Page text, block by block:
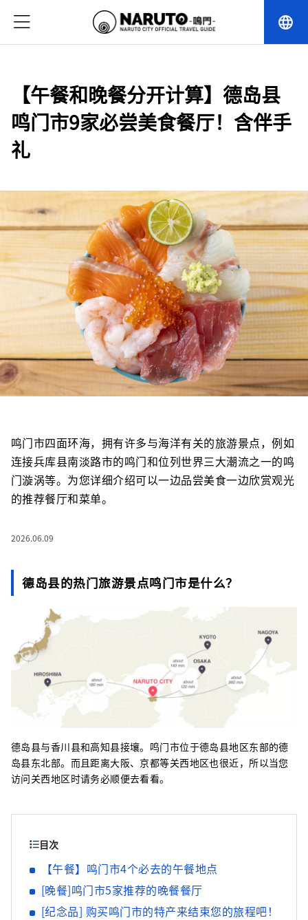
language
【午餐和晚餐分开计算】德岛县
鸣门市9家必尝美食餐厅！含伴手
礼
鸣门市四面环海，拥有许多与海洋有关的旅游景点，例如
连接兵库县南淡路市的鸣门和位列世界三大潮流之一的鸣
门漩涡等。为您详细介绍可以一边品尝美食一边欣赏观光
的推荐餐厅和菜单。
2026.06.09
德岛县的热门旅游景点鸣门市是什么？
德岛县与香川县和高知县接壤。鸣门市位于德岛县地区东部的德
岛县东北部。而且距离大阪、京都等关西地区也很近，所以当您
访问关西地区时请务必顺便去看看。
目次
【午餐】鸣门市4个必去的午餐地点
[晚餐]鸣门市5家推荐的晚餐餐厅
[纪念品] 购买鸣门市的特产来结束您的旅程吧！